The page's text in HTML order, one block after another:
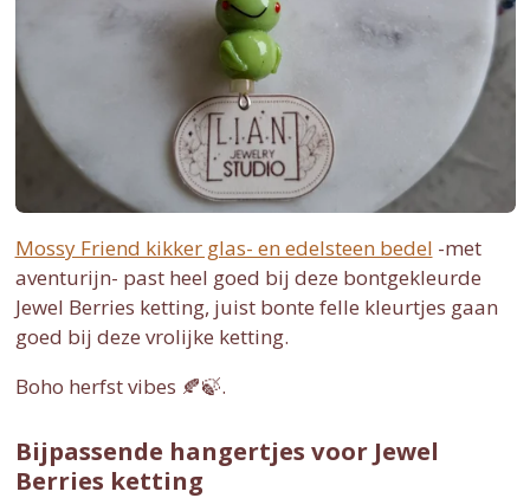
Mossy Friend kikker glas- en edelsteen bedel -met
aventurijn- past heel goed bij deze bontgekleurde
Jewel Berries ketting, juist bonte felle kleurtjes gaan
goed bij deze vrolijke ketting.
Boho herfst vibes 🍂🍃.
Bijpassende hangertjes voor Jewel
Berries ketting